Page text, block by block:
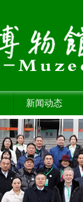
新闻动态